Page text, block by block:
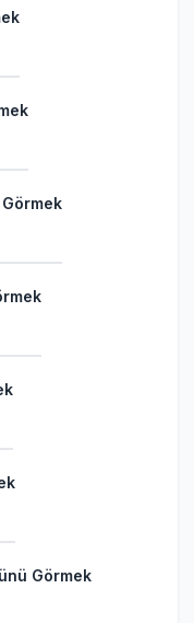
Görmek